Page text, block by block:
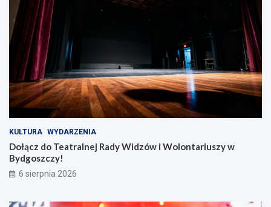
KULTURA WYDARZENIA
Dołącz do Teatralnej Rady Widzów i Wolontariuszy w
Bydgoszczy!
6 sierpnia 2026